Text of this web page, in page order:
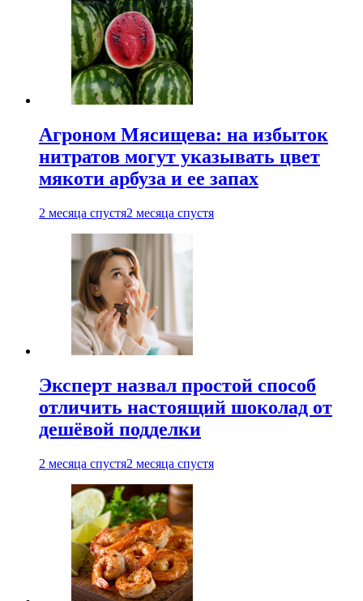
Агроном Мясищева: на избыток
нитратов могут указывать цвет
мякоти арбуза и ее запах
2 месяца спустя2 месяца спустя
Эксперт назвал простой способ
отличить настоящий шоколад от
дешёвой подделки
2 месяца спустя2 месяца спустя